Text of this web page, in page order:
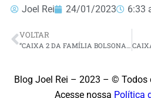
Joel Rei 24/01/2023 6:33
VOLTAR
Blog Joel Rei – 2023 – © Todos
Acesse nossa Política